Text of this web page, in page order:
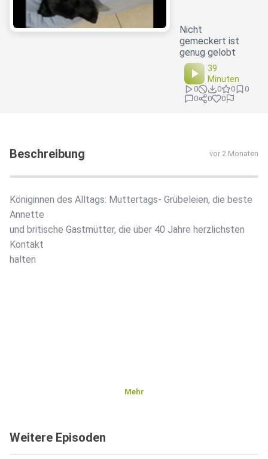
Nicht
gemeckert ist
genug gelobt
39
Minuten
0 0 0
0
0
0 0
Beschreibung vor 2 Monaten
Königinnen des Alltags: Muttertags- Grübeleien, die beste
Annette
und britische Gastmütter, die über 40 Jahre herzlichsten
Kontakt
halten
Mehr
Weitere Episoden